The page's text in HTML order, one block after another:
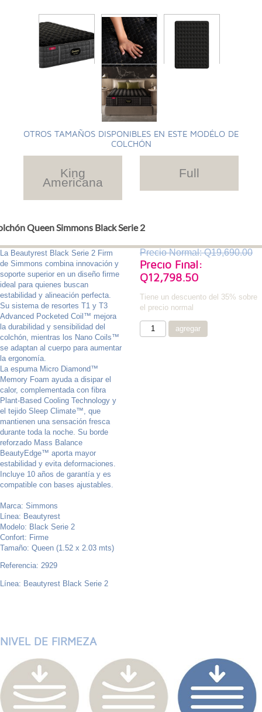
OTROS TAMAÑOS DISPONIBLES EN ESTE MODÉLO DE
COLCHÓN
King
Americana
Full
Queen Simmons Black Serie 2
La Beautyrest Black Serie 2 Firm
de Simmons combina innovación y
soporte superior en un diseño firme
ideal para quienes buscan
estabilidad y alineación perfecta.
Su sistema de resortes T1 y T3
Advanced Pocketed Coil™ mejora
la durabilidad y sensibilidad del
colchón, mientras los Nano Coils™
se adaptan al cuerpo para aumentar
la ergonomía.
La espuma Micro Diamond™
Memory Foam ayuda a disipar el
calor, complementada con fibra
Plant-Based Cooling Technology y
el tejido Sleep Climate™, que
mantienen una sensación fresca
durante toda la noche. Su borde
reforzado Mass Balance
BeautyEdge™ aporta mayor
estabilidad y evita deformaciones.
Incluye 10 años de garantía y es
compatible con bases ajustables.
Marca: Simmons
Línea: Beautyrest
Modelo: Black Serie 2
Confort: Firme
Tamaño: Queen (1.52 x 2.03 mts)
Referencia: 2929
Línea: Beautyrest Black Serie 2
Precio Normal: Q19,690.00
Precio Final:
Q12,798.50
Tiene un descuento del 35% sobre
el precio normal
NIVEL DE FIRMEZA